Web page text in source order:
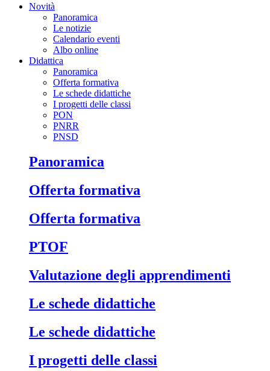
Novità
Panoramica
Le notizie
Calendario eventi
Albo online
Didattica
Panoramica
Offerta formativa
Le schede didattiche
I progetti delle classi
PON
PNRR
PNSD
Panoramica
Offerta formativa
Offerta formativa
PTOF
Valutazione degli apprendimenti
Le schede didattiche
Le schede didattiche
I progetti delle classi